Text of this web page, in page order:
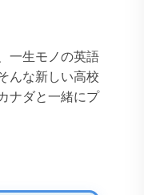
一生モノの英語
んな新しい高校
ナダと一緒にプ